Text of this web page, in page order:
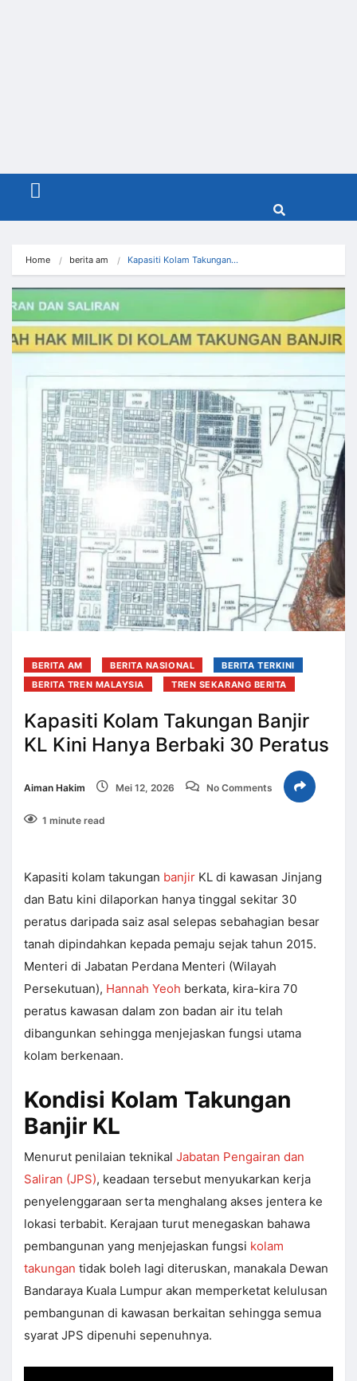
Menu
Home berita am Kapasiti Kolam Takungan…
BERITA AM BERITA NASIONAL
BERITA TERKINI
BERITA TREN MALAYSIA
TREN SEKARANG BERITA
Kapasiti Kolam Takungan Banjir
KL Kini Hanya Berbaki 30 Peratus
Aiman Hakim Mei 12, 2026 No Comments
1 minute read
Kapasiti kolam takungan banjir KL di kawasan Jinjang
dan Batu kini dilaporkan hanya tinggal sekitar 30
peratus daripada saiz asal selepas sebahagian besar
tanah dipindahkan kepada pemaju sejak tahun 2015.
Menteri di Jabatan Perdana Menteri (Wilayah
Persekutuan), Hannah Yeoh berkata, kira-kira 70
peratus kawasan dalam zon badan air itu telah
dibangunkan sehingga menjejaskan fungsi utama
kolam berkenaan.
Kondisi Kolam Takungan
Banjir KL
Menurut penilaian teknikal Jabatan Pengairan dan
Saliran (JPS), keadaan tersebut menyukarkan kerja
penyelenggaraan serta menghalang akses jentera ke
lokasi terbabit. Kerajaan turut menegaskan bahawa
pembangunan yang menjejaskan fungsi kolam
takungan tidak boleh lagi diteruskan, manakala Dewan
Bandaraya Kuala Lumpur akan memperketat kelulusan
pembangunan di kawasan berkaitan sehingga semua
syarat JPS dipenuhi sepenuhnya.